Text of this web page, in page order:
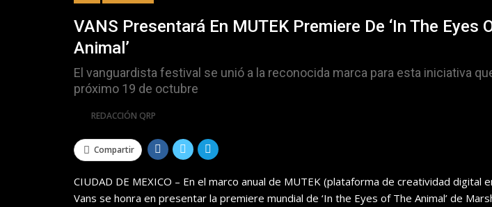
VANS Presentará En MUTEK Premiere De ‘In The Eyes
Animal’
El vanguardista festival se unió a la reconocida marca para esta iniciativa
próximo 19 de octubre
REDACCIÓN QRP
Compartir
CIUDAD DE MEXICO – En el marco anual de MUTEK (plataforma de creatividad digital
Vans se honra en presentar la premiere mundial de ‘In the Eyes of The Animal’ de